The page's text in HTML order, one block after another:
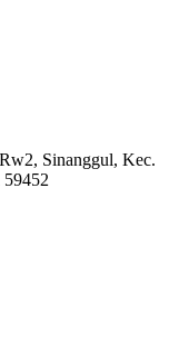
Sinanggul, Kec.
59452